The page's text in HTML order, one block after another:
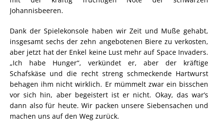
Johannisbeeren.
Dank der Spielekonsole haben wir Zeit und Muße gehabt,
insgesamt sechs der zehn angebotenen Biere zu verkosten,
aber jetzt hat der Enkel keine Lust mehr auf Space Invaders.
„Ich habe Hunger“, verkündet er, aber der kräftige
Schafskäse und die recht streng schmeckende Hartwurst
behagen ihm nicht wirklich. Er mümmelt zwar ein bisschen
vor sich hin, aber begeistert ist er nicht. Okay, das war’s
dann also für heute. Wir packen unsere Siebensachen und
machen uns auf den Weg zurück.